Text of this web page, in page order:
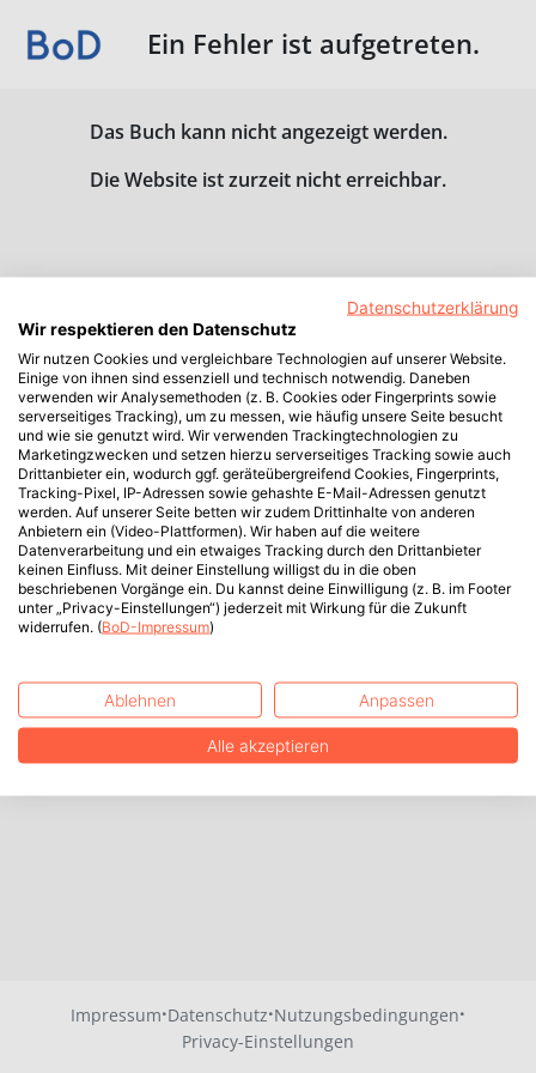
Ein Fehler ist aufgetreten.
Das Buch kann nicht angezeigt werden.
Die Website ist zurzeit nicht erreichbar.
Impressum·Datenschutz·Nutzungsbedingungen·
Privacy-Einstellungen
Datenschutzerklärung
Wir respektieren den Datenschutz
Wir nutzen Cookies und vergleichbare Technologien auf unserer Website.
Einige von ihnen sind essenziell und technisch notwendig. Daneben
verwenden wir Analysemethoden (z. B. Cookies oder Fingerprints sowie
serverseitiges Tracking), um zu messen, wie häufig unsere Seite besucht
und wie sie genutzt wird. Wir verwenden Trackingtechnologien zu
Marketingzwecken und setzen hierzu serverseitiges Tracking sowie auch
Drittanbieter ein, wodurch ggf. geräteübergreifend Cookies, Fingerprints,
Tracking-Pixel, IP-Adressen sowie gehashte E-Mail-Adressen genutzt
werden. Auf unserer Seite betten wir zudem Drittinhalte von anderen
Anbietern ein (Video-Plattformen). Wir haben auf die weitere
Datenverarbeitung und ein etwaiges Tracking durch den Drittanbieter
keinen Einfluss. Mit deiner Einstellung willigst du in die oben
beschriebenen Vorgänge ein. Du kannst deine Einwilligung (z. B. im Footer
unter „Privacy-Einstellungen“) jederzeit mit Wirkung für die Zukunft
widerrufen. (BoD-Impressum)
Ablehnen Anpassen
Alle akzeptieren